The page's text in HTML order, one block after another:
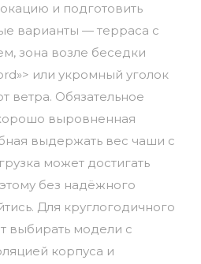
и подготовить
варианты — терраса с
зона возле беседки
или укромный уголок
ветра. Обязательное
выровненная
выдержать вес чаши с
может достигать
без надёжного
Для круглогодичного
выбирать модели с
корпуса и